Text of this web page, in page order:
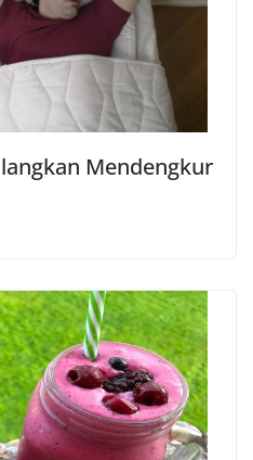
Mendengkur